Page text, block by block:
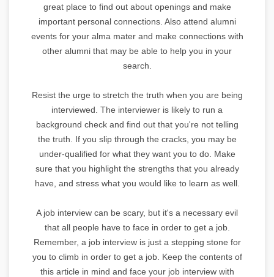
great place to find out about openings and make
important personal connections. Also attend alumni
events for your alma mater and make connections with
other alumni that may be able to help you in your
search.
Resist the urge to stretch the truth when you are being
interviewed. The interviewer is likely to run a
background check and find out that you're not telling
the truth. If you slip through the cracks, you may be
under-qualified for what they want you to do. Make
sure that you highlight the strengths that you already
have, and stress what you would like to learn as well.
A job interview can be scary, but it's a necessary evil
that all people have to face in order to get a job.
Remember, a job interview is just a stepping stone for
you to climb in order to get a job. Keep the contents of
this article in mind and face your job interview with